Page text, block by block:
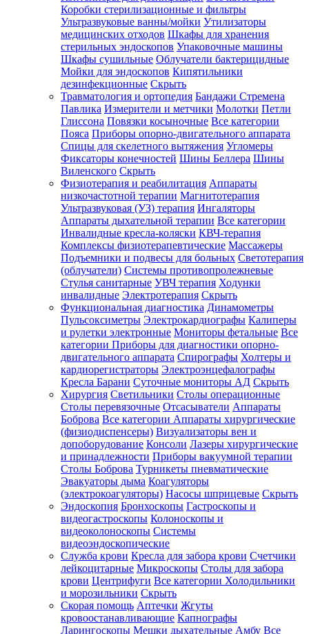
Коробки стерилизационные и фильтры
Ультразвуковые ванны/мойки Утилизаторы
медицинских отходов Шкафы для хранения
стерильных эндоскопов Упаковочные машины
Шкафы сушильные Облучатели бактерицидные
Мойки для эндоскопов Кипятильники
дезинфекционные Скрыть
Травматология и ортопедия Бандажи Стремена
Павлика Измерители и метчики Молотки Петли
Глиссона Повязки косыночные Все категории
Пояса Приборы опорно-двигательного аппарата
Спицы для скелетного вытяжения Угломеры
Фиксаторы конечностей Шины Беллера Шины
Виленского Скрыть
Физиотерапия и реабилитация Аппараты
низкочастотной терапии Магнитотерапия
Ультразвуковая (УЗ) терапия Ингаляторы
Аппараты дыхательной терапии Все категории
Инвалидные кресла-коляски КВЧ-терапия
Комплексы физиотерапевтические Массажеры
Подъемники и подвесы для больных Светотерапия
(облучатели) Системы противопролежневые
Стулья санитарные УВЧ терапия Ходунки
инвалидные Электротерапия Скрыть
Функциональная диагностика Динамометры
Пульсоксиметры Электрокардиографы Калиперы
и рулетки электронные Мониторы фетальные Все
категории Приборы для диагностики опорно-
двигательного аппарата Спирографы Холтеры и
кардиорегистраторы Электроэнцефалографы
Кресла Барани Суточные мониторы АД Скрыть
Хирургия Светильники Столы операционные
Столы перевязочные Отсасыватели Аппараты
Боброва Все категории Аппараты хирургические
(физиодиспенсеры) Визуализаторы вен и
допоборудование Консоли Лазеры хирургические
и принадлежности Приборы вакуумной терапии
Столы Боброва Турникеты пневматические
Эвакуаторы дыма Коагуляторы
(электрокоагуляторы) Насосы шприцевые Скрыть
Эндоскопия Бронхоскопы Гастроскопы и
видеогастроскопы Колоноскопы и
видеоколоноскопы Системы
видеоэндоскопические
Служба крови Кресла для забора крови Счетчики
лейкоцитарные Микроскопы Столы для забора
крови Центрифуги Все категории Холодильники
и морозильники Скрыть
Скорая помощь Аптечки Жгуты
кровоостанавливающие Капнографы
Ларингоскопы Мешки дыхательные Амбу Все